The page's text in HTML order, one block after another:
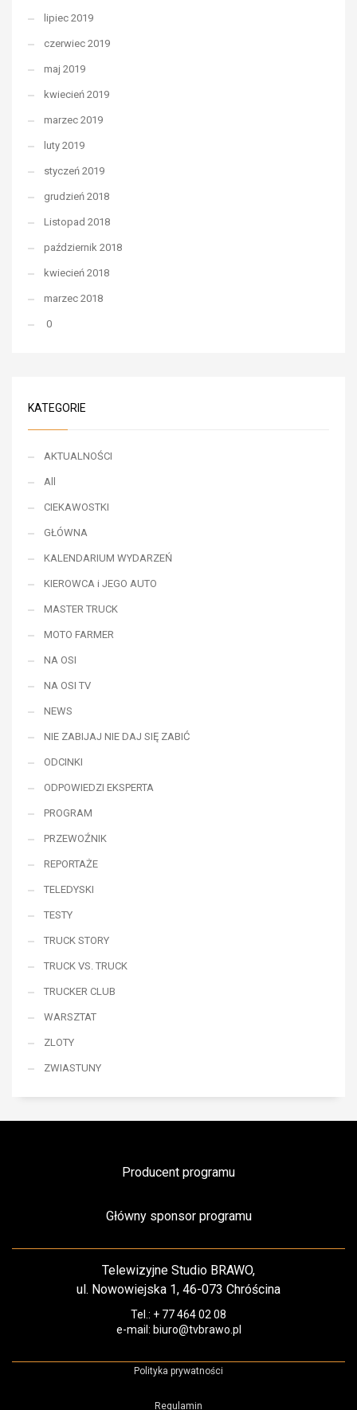
lipiec 2019
czerwiec 2019
maj 2019
kwiecień 2019
marzec 2019
luty 2019
styczeń 2019
grudzień 2018
Listopad 2018
październik 2018
kwiecień 2018
marzec 2018
0
KATEGORIE
AKTUALNOŚCI
All
CIEKAWOSTKI
GŁÓWNA
KALENDARIUM WYDARZEŃ
KIEROWCA i JEGO AUTO
MASTER TRUCK
MOTO FARMER
NA OSI
NA OSI TV
NEWS
NIE ZABIJAJ NIE DAJ SIĘ ZABIĆ
ODCINKI
ODPOWIEDZI EKSPERTA
PROGRAM
PRZEWOŹNIK
REPORTAŻE
TELEDYSKI
TESTY
TRUCK STORY
TRUCK VS. TRUCK
TRUCKER CLUB
WARSZTAT
ZLOTY
ZWIASTUNY
Producent programu
Główny sponsor programu
Telewizyjne Studio BRAWO,
ul. Nowowiejska 1, 46-073 Chróścina
Tel.: + 77 464 02 08
e-mail: biuro@tvbrawo.pl
Polityka prywatności
Regulamin